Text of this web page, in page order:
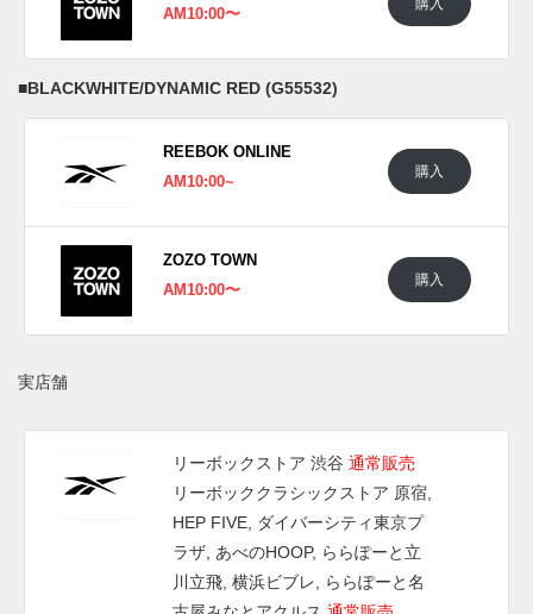
AM10:00〜
■BLACKWHITE/DYNAMIC RED (G55532)
REEBOK ONLINE
AM10:00~
購入
ZOZO TOWN
AM10:00〜
購入
実店舗
リーボックストア 渋谷 通常販売
リーボッククラシックストア 原宿,
HEP FIVE, ダイバーシティ東京プ
ラザ, あべのHOOP, ららぽーと立
川立飛, 横浜ビブレ, ららぽーと名